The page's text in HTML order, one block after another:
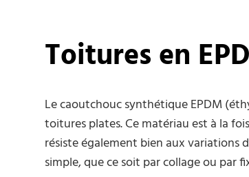
Toitures en
Le caoutchouc synthétique EPDM
toitures plates. Ce matériau est à la
résiste également bien aux variations
simple, que ce soit par collage ou par